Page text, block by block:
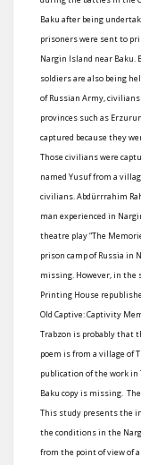
Baku after being
prisoners were sent to
Nargin Island near Baku.
soldiers are also being
of Russian Army,
provinces such as
captured because they
Those civilians were
named Yusuf from a
civilians. Abdürrrahim
man experienced in
theatre play “The
prison camp of Russia in
missing. However, in the
Printing House
Old Captive: Captivity
Trabzon is probably that
poem is from a village of
publication of the work
Baku copy is missing.
This study presents the
the conditions in the
from the point of view of